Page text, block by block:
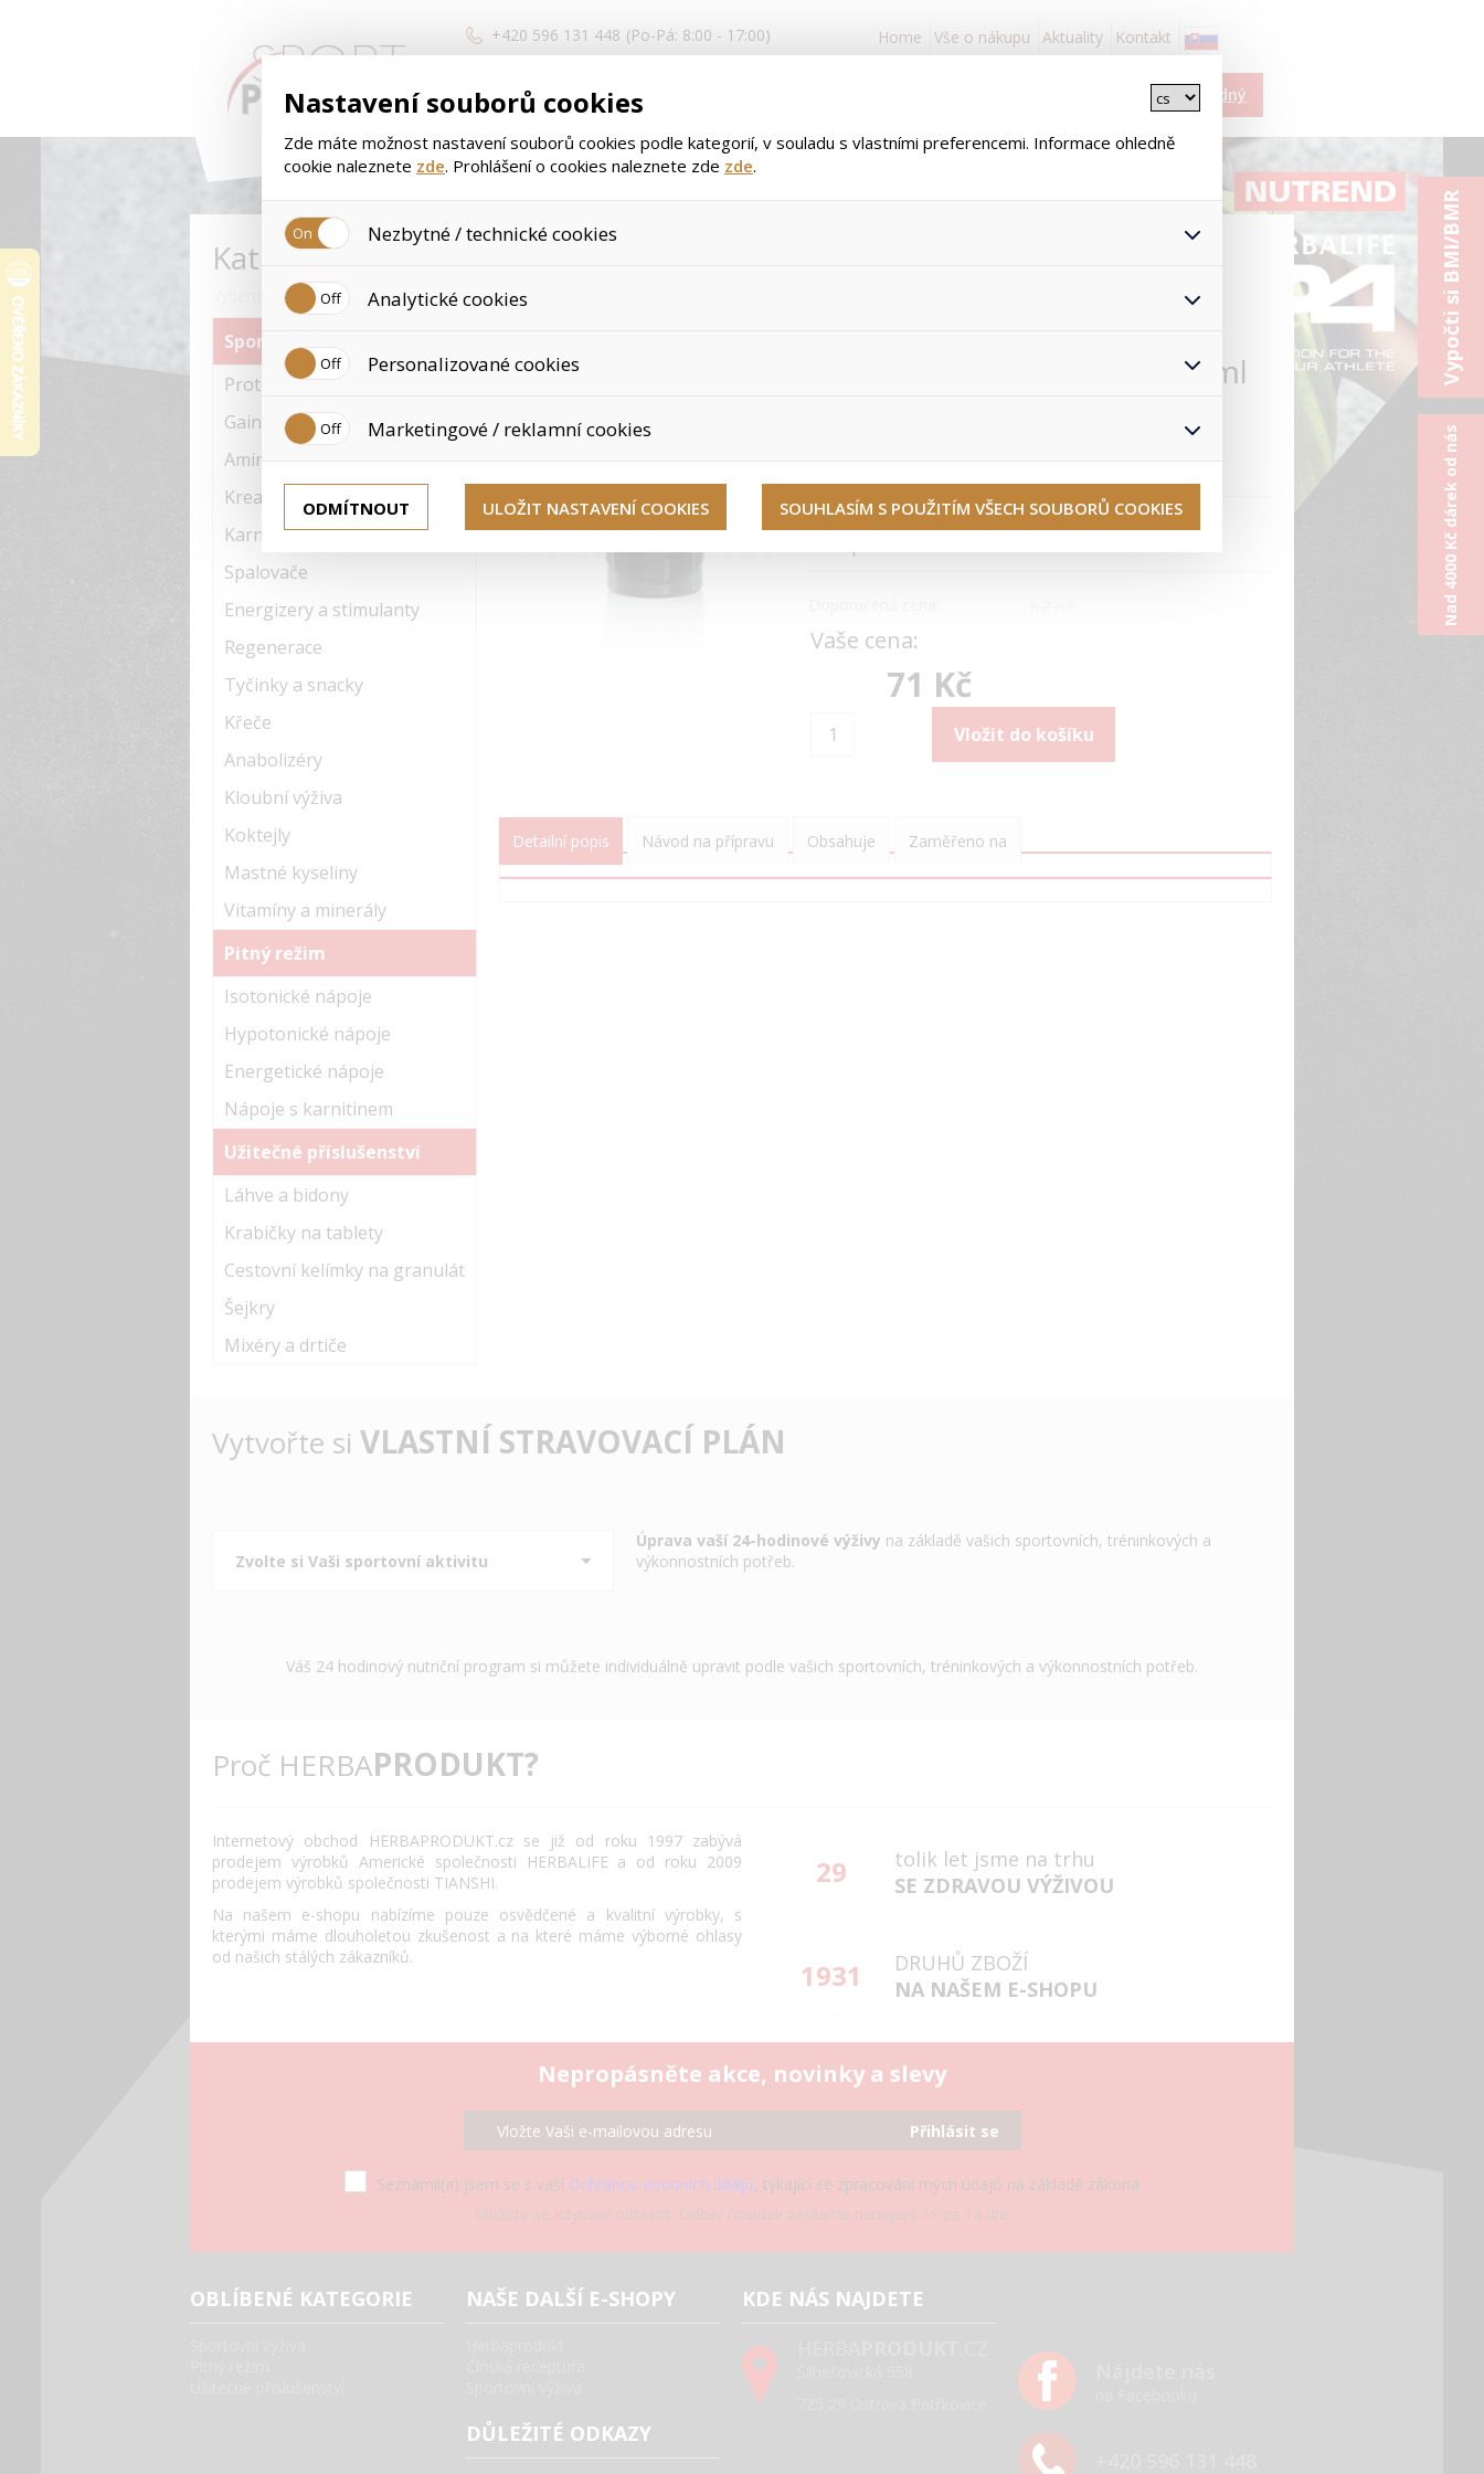
Vypočti si BMI/BMR
Nad 4000 Kč dárek od nás
+420 596 131 448 (Po-Pá: 8:00 - 17:00) Home Vše o nákupu Aktuality Kontakt
Košík je prázdný
Kategorie
Vyberte si kategorii zboží
Sportovní výživa
Proteiny
Gainery
Aminokyseliny
Kreatiny
Karnitiny
Spalovače
Energizery a stimulanty
Regenerace
Tyčinky a snacky
Křeče
Anabolizéry
Kloubní výživa
Koktejly
Mastné kyseliny
Vitamíny a minerály
Pitný režim
Isotonické nápoje
Hypotonické nápoje
Energetické nápoje
Nápoje s karnitinem
Užitečné příslušenství
Láhve a bidony
Krabičky na tablety
Cestovní kelímky na granulát
Šejkry
Mixéry a drtiče
ŠEJKR NUTREND 2019 - 600 ml
Vaše cena:
71 Kč
Detailní popis Návod na přípravu Obsahuje Zaměřeno na
Vytvořte si VLASTNÍ STRAVOVACÍ PLÁN
Úprava vaší 24-hodinové výživy na základě vašich sportovních, tréninkových a
výkonnostních potřeb.
Váš 24 hodinový nutriční program si můžete individuálně upravit podle vašich sportovních, tréninkových a výkonnostních potřeb.
Proč HERBAPRODUKT?
Internetový obchod HERBAPRODUKT.cz se již od roku 1997 zabývá
prodejem výrobků Americké společnosti HERBALIFE a od roku 2009
prodejem výrobků společnosti TIANSHI.
Na našem e-shopu nabízíme pouze osvědčené a kvalitní výrobky, s
kterými máme dlouholetou zkušenost a na které máme výborné ohlasy
od našich stálých zákazníků.
29
tolik let jsme na trhu
SE ZDRAVOU VÝŽIVOU
1931
DRUHŮ ZBOŽÍ
NA NAŠEM E-SHOPU
Nepropásněte akce, novinky a slevy
Přihlásit se
Seznámil(a) jsem se s vaší Ochranou osobních údajů, týkající se zpracování mých údajů na základě zákona
Můžete se kdykoliv odhlásit. Odběr novinek zasíláme nanejvýš 1x za 14 dní.
OBLÍBENÉ KATEGORIE NAŠE DALŠÍ E-SHOPY
DŮLEŽITÉ ODKAZY
KDE NÁS NAJDETE
Nastavení souborů cookies
Zde máte možnost nastavení souborů cookies podle kategorií, v souladu s vlastními preferencemi. Informace ohledně
cookie naleznete zde. Prohlášení o cookies naleznete zde zde.
Nezbytné / technické cookies
Používají se mimo jiné k ukládání produktů v nákupním košíku, ovládání filtrů a také nastavení souhlasu s uživáním cookies. Pro
tyto cookies není zapotřebí Váš souhlas a není možné jej ani odebrat.
Analytické cookies
již nejedná o osobní údaje, protože anonymizované cookies nelze přiřadit konkrétnímu uživateli. Proto nedokážeme zjistit
navštívené odkazy, prohlížené zboží apod.
Personalizované cookies
zkušenosti. Díky nim můžeme nabídku přímo přizpůsobit vašim preferencím, což vám pomůže vyhnout se nevhodným
doporučením produktů či jiným nedůležitým nabídkám.
Marketingové / reklamní cookies
ODMÍTNOUT ULOŽIT NASTAVENÍ COOKIES SOUHLASÍM S POUŽITÍM VŠECH SOUBORŮ COOKIES